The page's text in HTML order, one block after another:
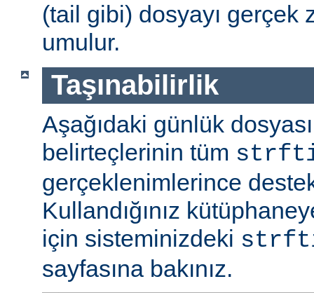
(tail gibi) dosyayı gerçek
umulur.
Taşınabilirlik
Aşağıdaki günlük
belirteçlerinin tüm
gerçeklenimlerince
Kullandığınız
için sisteminizdeki
sayfasına bakınız.